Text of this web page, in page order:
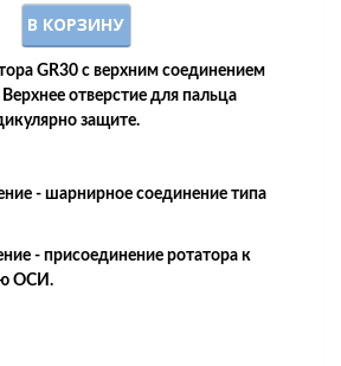
В КОРЗИНУ
GR30 с верхним соединением
отверстие для пальца
защите.
- шарнирное соединение типа
- присоединение ротатора к
ОСИ.